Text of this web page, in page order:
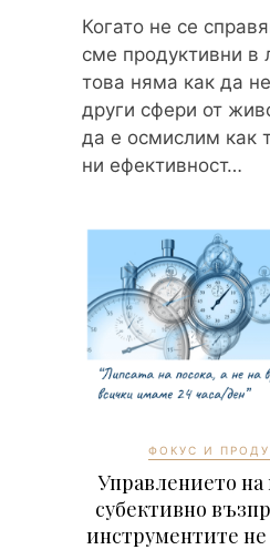
Когато не се
сме продуктивни в
това няма как да
други сфери от
да е осмислим как
ни ефективност…
ФОКУС И
Управлението на
субективно
инструментите не